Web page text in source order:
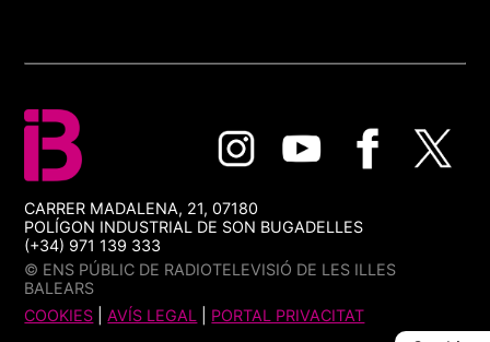
CARRER MADALENA, 21, 07180
POLÍGON INDUSTRIAL DE SON BUGADELLES
(+34) 971 139 333
© ENS PÚBLIC DE RADIOTELEVISIÓ DE LES ILLES
BALEARS
COOKIES |AVÍS LEGAL PORTAL PRIVACITAT